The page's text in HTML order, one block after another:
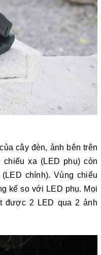
cây đèn, ảnh bên trên
chiếu xa (LED phụ) còn
chính). Vùng chiếu
kể so với LED phụ. Mọi
được 2 LED qua 2 ảnh